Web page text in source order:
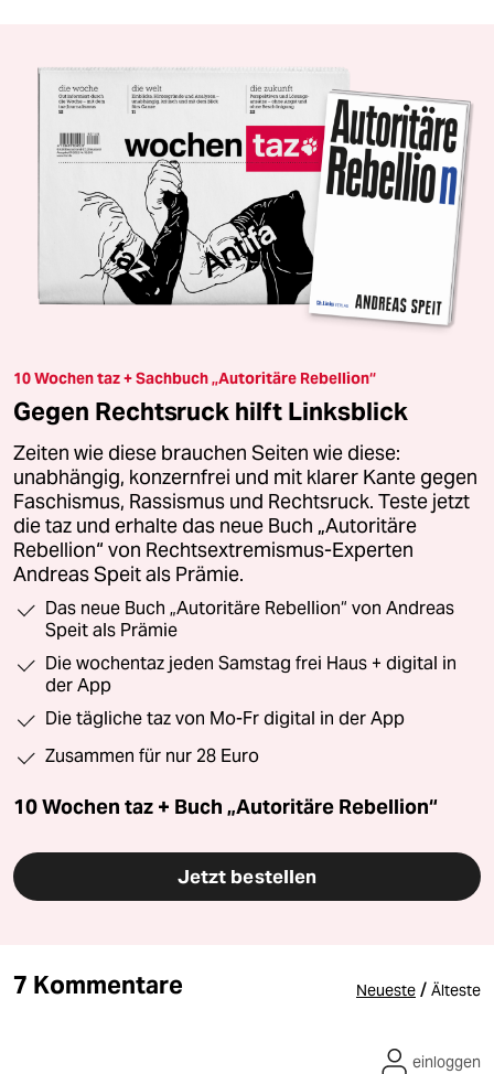
10 Wochen taz + Sachbuch „Autoritäre Rebellion“
Gegen Rechtsruck hilft Linksblick
Zeiten wie diese brauchen Seiten wie diese:
unabhängig, konzernfrei und mit klarer Kante gegen
Faschismus, Rassismus und Rechtsruck. Teste jetzt
die taz und erhalte das neue Buch „Autoritäre
Rebellion“ von Rechtsextremismus-Experten
Andreas Speit als Prämie.
Das neue Buch „Autoritäre Rebellion“ von Andreas
Speit als Prämie
Die wochentaz jeden Samstag frei Haus + digital in
der App
Die tägliche taz von Mo-Fr digital in der App
Zusammen für nur 28 Euro
10 Wochen taz + Buch „Autoritäre Rebellion“
Jetzt bestellen
7 Kommentare Neueste / Älteste
einloggen